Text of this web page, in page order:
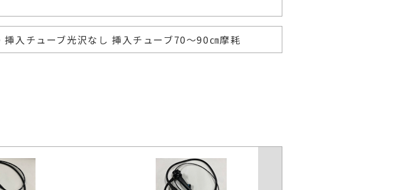
入チューブ光沢なし 挿入チューブ70～90㎝摩耗